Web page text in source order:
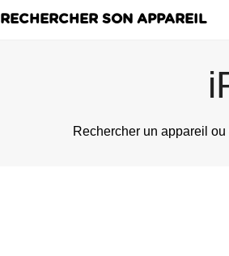
RECHERCHER SON APPAREIL
Rechercher un appareil